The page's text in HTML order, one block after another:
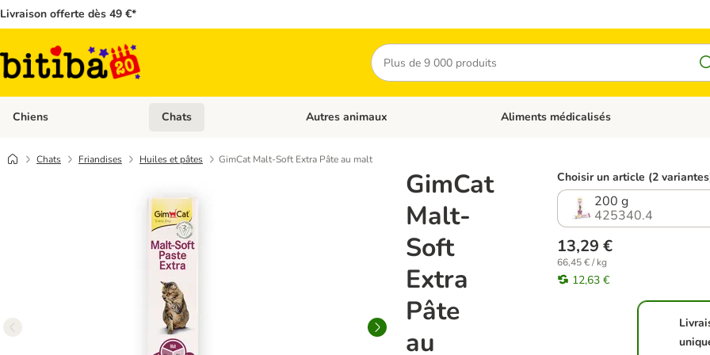
Livraison offerte dès 49 €*
Rechercher
Chiens Dérouler les catégories: Chiens
Chats Dérouler les catégories: Chats
Autres animaux Dérouler les catégories: Autres animaux
Aliments médicalisés
Chats Friandises Huiles et pâtes GimCat Malt-Soft Extra Pâte au malt
GimCat
Malt-
Soft
Extra
Pâte
au
Choisir un article (2
200 g
425340.4
13,29 €
66,45 € / kg
12,63 €